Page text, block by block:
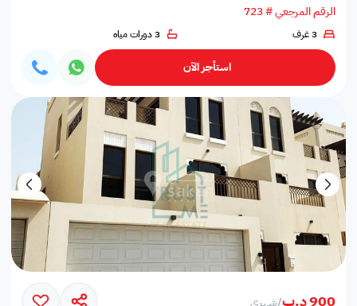
الرقم المرجعي # 723
3 غرف 3 دورات مياه
استأجر الآن
900 د.ب /شهري